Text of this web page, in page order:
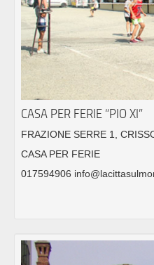
CASA PER FERIE “PIO XI”
FRAZIONE SERRE 1,
CASA PER FERIE
017594906